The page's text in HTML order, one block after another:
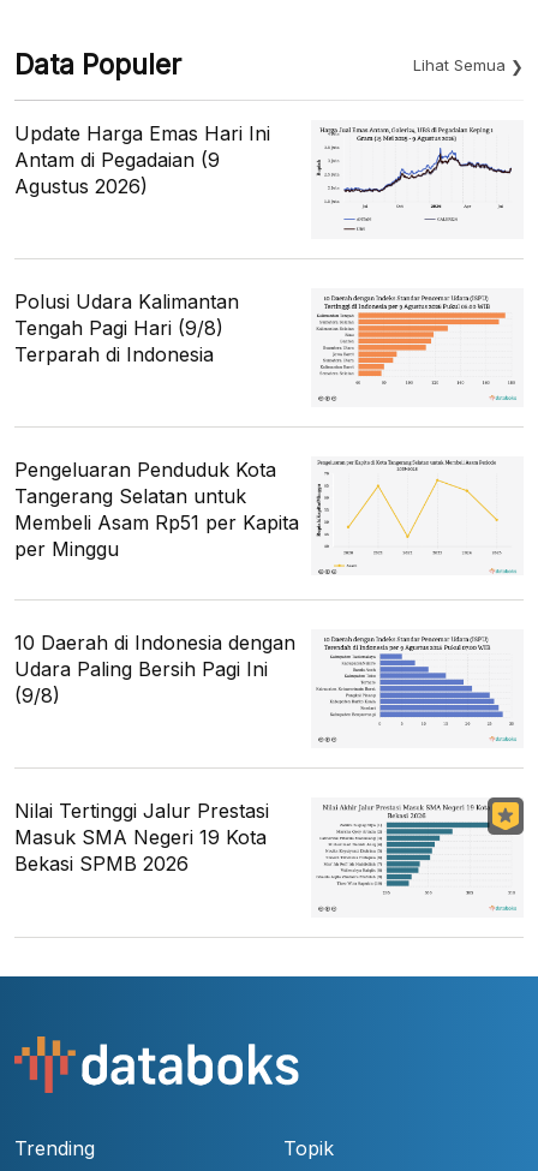
Data Populer Lihat Semua
Update Harga Emas Hari Ini
Antam di Pegadaian (9
Agustus 2026)
Polusi Udara Kalimantan
Tengah Pagi Hari (9/8)
Terparah di Indonesia
Pengeluaran Penduduk Kota
Tangerang Selatan untuk
Membeli Asam Rp51 per Kapita
per Minggu
10 Daerah di Indonesia dengan
Udara Paling Bersih Pagi Ini
(9/8)
Nilai Tertinggi Jalur Prestasi
Masuk SMA Negeri 19 Kota
Bekasi SPMB 2026
Trending Topik